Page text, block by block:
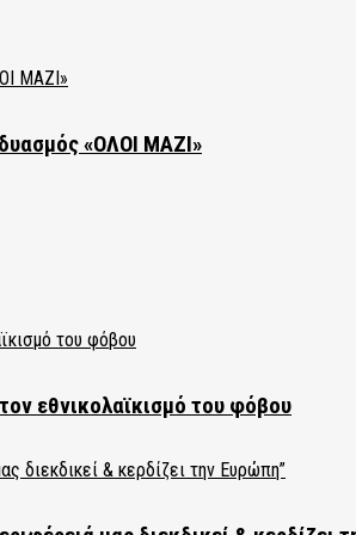
«ΟΛΟΙ ΜΑΖΙ»
εθνικολαϊκισμό του φόβου